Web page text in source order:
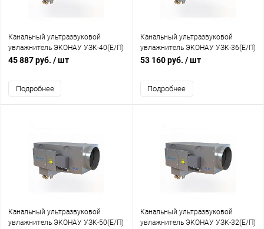
Канальный ультразвуковой
увлажнитель ЭКОНАУ УЗК-40(Е/П)
45 887 руб. / шт
Подробнее
Канальный ультразвуковой
увлажнитель ЭКОНАУ УЗК-36(Е/П)
53 160 руб. / шт
Подробнее
Канальный ультразвуковой
увлажнитель ЭКОНАУ УЗК-50(Е/П)
Канальный ультразвуковой
увлажнитель ЭКОНАУ УЗК-32(Е/П)